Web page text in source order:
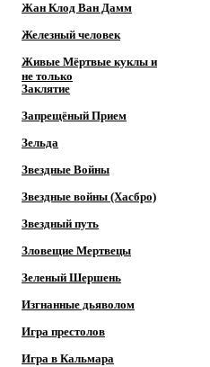
Жан Клод Ван Дамм
Железный человек
Живые Мёртвые куклы и
не только
Заклятие
Запрещёный Прием
Зельда
Звездные Войны
Звездные войны (Хасбро)
Звездный путь
Зловещие Мертвецы
Зеленый Шершень
Изгнанные дьяволом
Игра престолов
Игра в Кальмара